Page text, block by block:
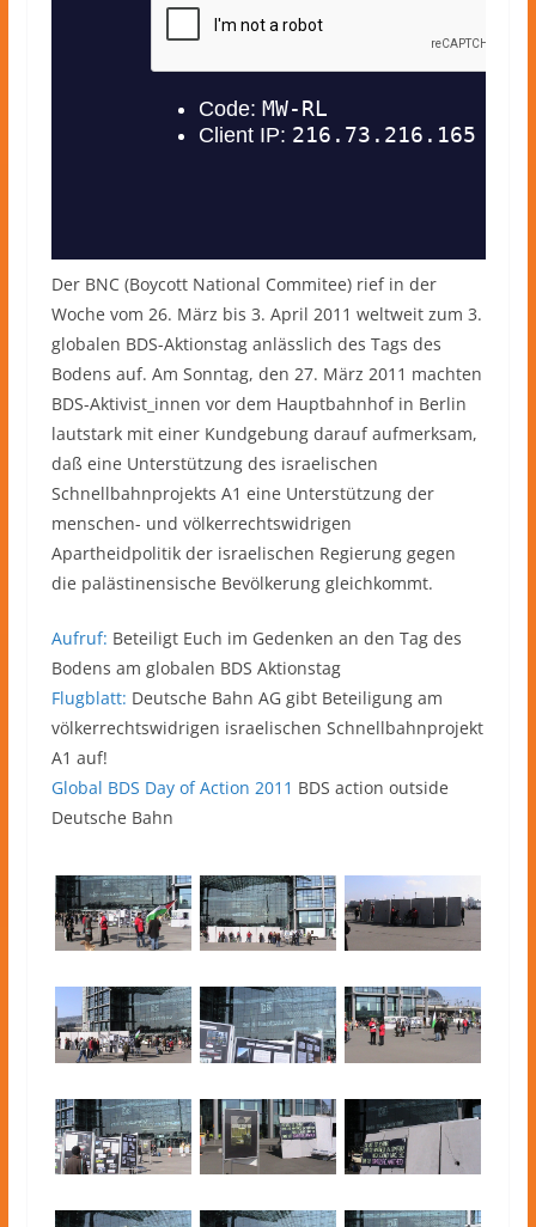
Der BNC (Boycott National Commitee) rief in der
Woche vom 26. März bis 3. April 2011 weltweit zum 3.
globalen BDS-Aktionstag anlässlich des Tags des
Bodens auf. Am Sonntag, den 27. März 2011 machten
BDS-Aktivist_innen vor dem Hauptbahnhof in Berlin
lautstark mit einer Kundgebung darauf aufmerksam,
daß eine Unterstützung des israelischen
Schnellbahnprojekts A1 eine Unterstützung der
menschen- und völkerrechtswidrigen
Apartheidpolitik der israelischen Regierung gegen
die palästinensische Bevölkerung gleichkommt.
Aufruf: Beteiligt Euch im Gedenken an den Tag des
Bodens am globalen BDS Aktionstag
Flugblatt: Deutsche Bahn AG gibt Beteiligung am
völkerrechtswidrigen israelischen Schnellbahnprojekt
A1 auf!
Global BDS Day of Action 2011 BDS action outside
Deutsche Bahn